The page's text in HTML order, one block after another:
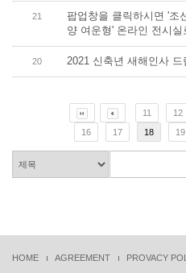
21
팝업창을 클릭하시면 '조
양 여운형' 온라인 전시
20 2021 신축년 새해인사 드
11 12
16
17 18 19
HOME AGREEMENT PROVACY